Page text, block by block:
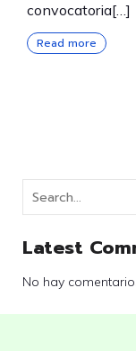
convocatoria[…]
Read more
Latest
No hay